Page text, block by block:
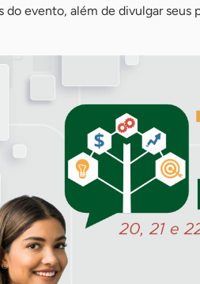
evento, além de divulgar seus